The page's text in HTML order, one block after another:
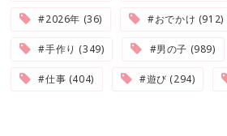
#2026年 (36) #おでかけ (912)
#手作り (349) #男の子 (989)
#仕事 (404) #遊び (294)